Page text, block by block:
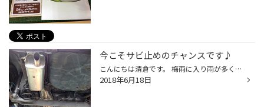
今こそサビ止めのチャンスです♪
こんにちは清倉です。 梅雨に入り雨が多くならない・・・ そんなときこそマフラーの防錆しましょう＼(^o^)／ 今からきっちり防錆してゲリラ豪雨対策です。 しかも今ならキャンペーン中なのでお得です。 まずはタイヤ館へ行きましょう＼(^o^)／
2018年6月18日